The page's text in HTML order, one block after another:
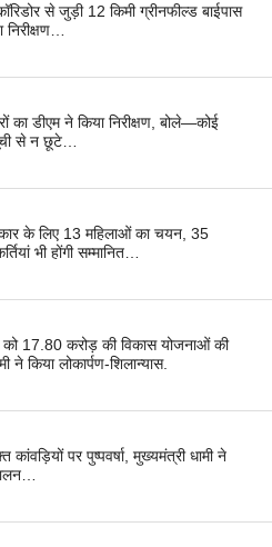
से जुड़ी 12 किमी ग्रीनफील्ड बाईपास
का डीएम ने किया निरीक्षण, बोले—कोई
से न छूटे…
के लिए 13 महिलाओं का चयन, 35
भी होंगी सम्मानित…
को 17.80 करोड़ की विकास योजनाओं की
ने किया लोकार्पण-शिलान्यास.
कांवड़ियों पर पुष्पवर्षा, मुख्यमंत्री धामी ने